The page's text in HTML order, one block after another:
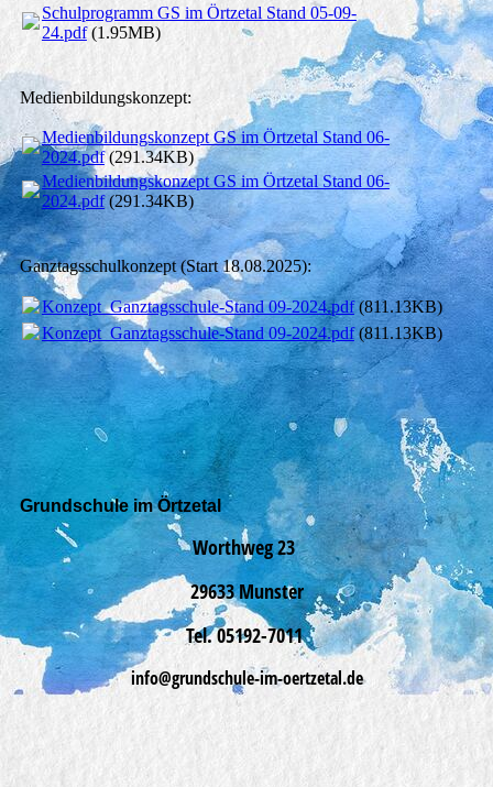
Schulprogramm GS im Örtzetal Stand 05-09-
24.pdf(1.95MB)
Medienbildungskonzept:
Medienbildungskonzept GS im Örtzetal Stand 06-
2024.pdf(291.34KB)
Medienbildungskonzept GS im Örtzetal Stand 06-
2024.pdf(291.34KB)
Ganztagsschulkonzept (Start 18.08.2025):
Konzept_Ganztagsschule-Stand 09-2024.pdf(811.13KB)
Konzept_Ganztagsschule-Stand 09-2024.pdf(811.13KB)
Grundschule im Örtzetal
Worthweg 23
29633 Munster
Tel. 05192-7011
info@grundschule-im-oertzetal.de